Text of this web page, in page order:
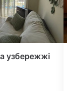
узбережжі